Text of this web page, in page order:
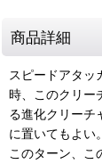
商品詳細
スピードアタッ
時、このクリー
る進化クリーチ
に置いてもよい
このターン、こ